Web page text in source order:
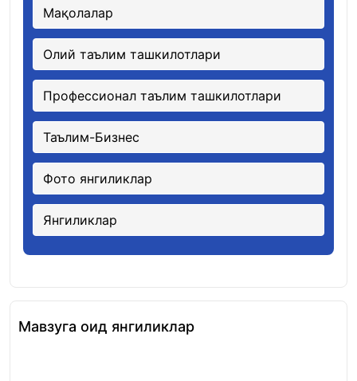
Мақолалар
Олий таълим ташкилотлари
Профессионал таълим ташкилотлари
Таълим-Бизнес
Фото янгиликлар
Янгиликлар
Мавзуга оид янгиликлар